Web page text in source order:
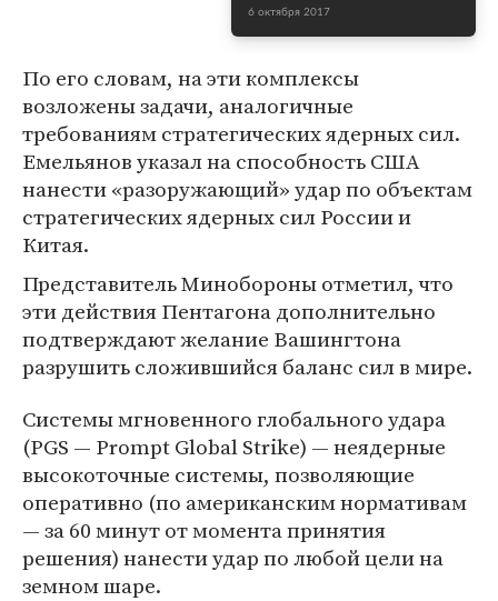
6 октября 2017
По его словам, на эти комплексы
возложены задачи, аналогичные
требованиям стратегических ядерных сил.
Емельянов указал на способность США
нанести «разоружающий» удар по объектам
стратегических ядерных сил России и
Китая.
Представитель Минобороны отметил, что
эти действия Пентагона дополнительно
подтверждают желание Вашингтона
разрушить сложившийся баланс сил в мире.
Системы мгновенного глобального удара
(PGS — Prompt Global Strike) — неядерные
высокоточные системы, позволяющие
оперативно (по американским нормативам
— за 60 минут от момента принятия
решения) нанести удар по любой цели на
земном шаре.